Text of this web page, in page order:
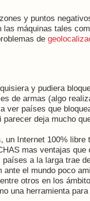
y puntos
las máquinas tales
de
y pudiera
de armas (algo
ver países que
deja mucho
un Internet 100%
mas ventajas
a la larga trae
ante el mundo poco
otros en los
una herramienta